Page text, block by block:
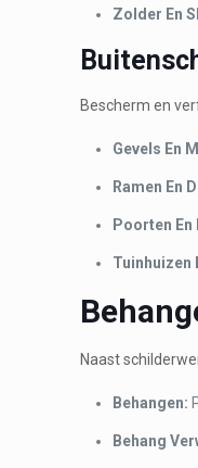
Zolder En
Bescherm en
Gevels En
Ramen En
Poorten En
Tuinhuizen
Naast
Behangen:
Behang